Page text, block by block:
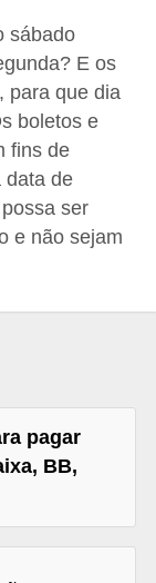
sábado
E os
para que dia
boletos e
fins de
data de
ser
e não sejam
pagar
BB,